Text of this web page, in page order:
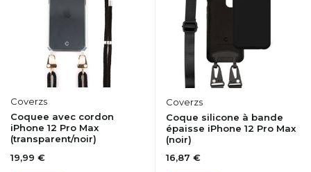
Coverzs
Coquee avec cordon
iPhone 12 Pro Max
(transparent/noir)
19,99 €
Coverzs
Coque silicone à bande
épaisse iPhone 12 Pro Max
(noir)
16,87 €